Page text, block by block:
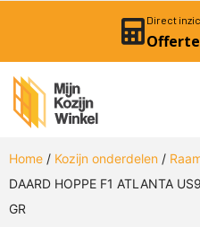
Direct
Home / Kozijn onderdelen /
DAARD HOPPE F1 ATLANTA
GR